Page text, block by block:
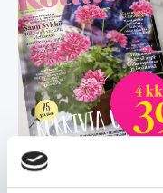
Kotiliesi | 8